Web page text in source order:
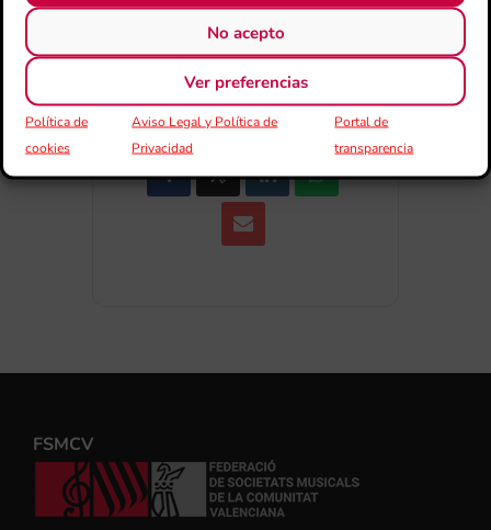
No acepto
Ver preferencias
Política de
cookies
Aviso Legal y Política de
Privacidad
Portal de
transparencia
COMPARTIR
ESDEVENIMENT
FSMCV